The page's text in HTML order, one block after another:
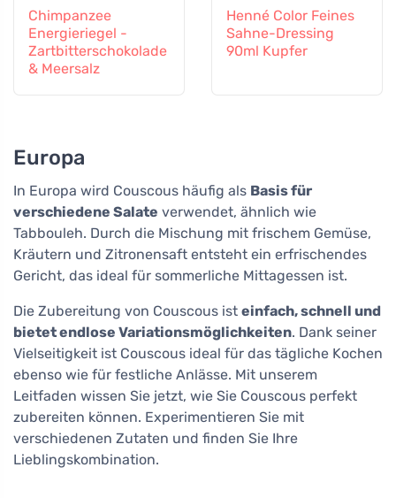
Chimpanzee
Energieriegel -
Zartbitterschokolade
& Meersalz
Henné Color Feines
Sahne-Dressing
90ml Kupfer
Europa
In Europa wird Couscous häufig als Basis für
verschiedene Salate verwendet, ähnlich wie
Tabbouleh. Durch die Mischung mit frischem Gemüse,
Kräutern und Zitronensaft entsteht ein erfrischendes
Gericht, das ideal für sommerliche Mittagessen ist.
Die Zubereitung von Couscous ist einfach, schnell und
bietet endlose Variationsmöglichkeiten. Dank seiner
Vielseitigkeit ist Couscous ideal für das tägliche Kochen
ebenso wie für festliche Anlässe. Mit unserem
Leitfaden wissen Sie jetzt, wie Sie Couscous perfekt
zubereiten können. Experimentieren Sie mit
verschiedenen Zutaten und finden Sie Ihre
Lieblingskombination.